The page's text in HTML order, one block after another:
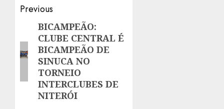
Post
navigation
Previous
Previous
post:
BICAMPEÃO:
CLUBE CENTRAL É
BICAMPEÃO DE
SINUCA NO
TORNEIO
INTERCLUBES DE
NITERÓI